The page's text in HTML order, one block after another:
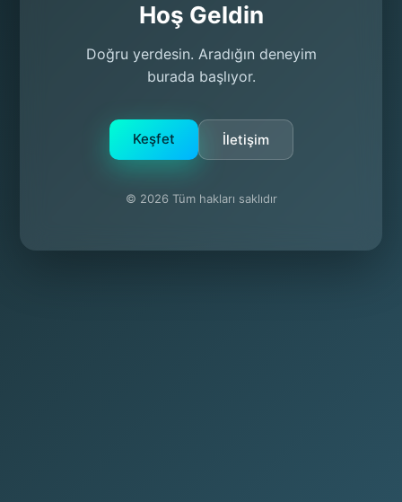
Hoş Geldin
Doğru yerdesin. Aradığın deneyim
burada başlıyor.
Keşfet İletişim
© 2026 Tüm hakları saklıdır